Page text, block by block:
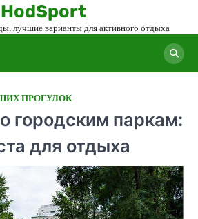
HodSport
лучшие варианты для активного отдыха
ПРОГУЛОК
городским паркам:
для отдыха